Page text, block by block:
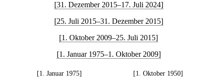
[31. Dezember 2015–17. Juli 2024]
[25. Juli 2015–31. Dezember 2015]
[1. Oktober 2009–25. Juli 2015]
[1. Januar 1975–1. Oktober 2009]
[1. Januar 1975]
[1. Oktober 1950]